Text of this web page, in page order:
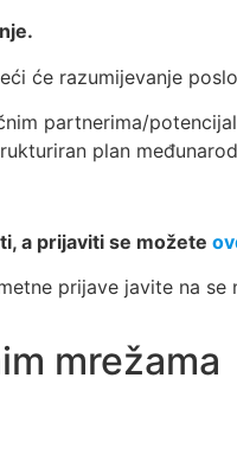
će razumijevanje
partnerima/
plan
a prijaviti se možete
prijave javite na se
mrežama